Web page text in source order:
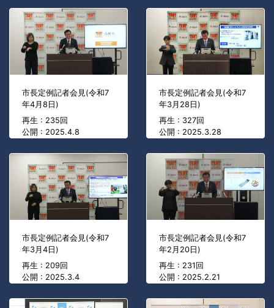
市長定例記者会見(令和7
年4月8日)
再生 : 235回
公開 : 2025.4.8
市長定例記者会見(令和7
年3月28日)
再生 : 327回
公開 : 2025.3.28
市長定例記者会見(令和7
年3月4日)
再生 : 209回
公開 : 2025.3.4
市長定例記者会見(令和7
年2月20日)
再生 : 231回
公開 : 2025.2.21